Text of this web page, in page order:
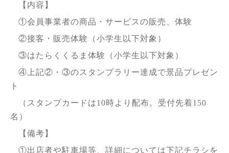
【内容】
①会員事業者の商品・サービスの販売、体験
②接客・販売体験（小学生以下対象）
③はたらくくるま体験（小学生以下対象）
④上記②・③のスタンプラリー達成で景品プレゼン
ト
（スタンプカードは10時より配布。受付先着150
名）
【備考】
①出店者や駐車場等、詳細については下記チラシを